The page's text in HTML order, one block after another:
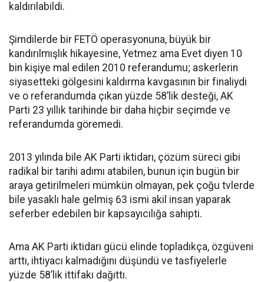
kaldırılabildi.
Şimdilerde bir FETÖ operasyonuna, büyük bir
kandırılmışlık hikayesine, Yetmez ama Evet diyen 10
bin kişiye mal edilen 2010 referandumu; askerlerin
siyasetteki gölgesini kaldırma kavgasının bir finaliydi
ve o referandumda çıkan yüzde 58’lik desteği, AK
Parti 23 yıllık tarihinde bir daha hiçbir seçimde ve
referandumda göremedi.
2013 yılında bile AK Parti iktidarı, çözüm süreci gibi
radikal bir tarihi adımı atabilen, bunun için bugün bir
araya getirilmeleri mümkün olmayan, pek çoğu tvlerde
bile yasaklı hale gelmiş 63 ismi akil insan yaparak
seferber edebilen bir kapsayıcılığa sahipti.
Ama AK Parti iktidarı gücü elinde topladıkça, özgüveni
arttı, ihtiyacı kalmadığını düşündü ve tasfiyelerle
yüzde 58’lik ittifakı dağıttı.